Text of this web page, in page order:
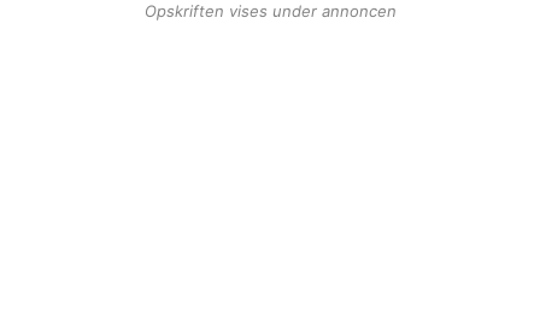
Opskriften vises under annoncen